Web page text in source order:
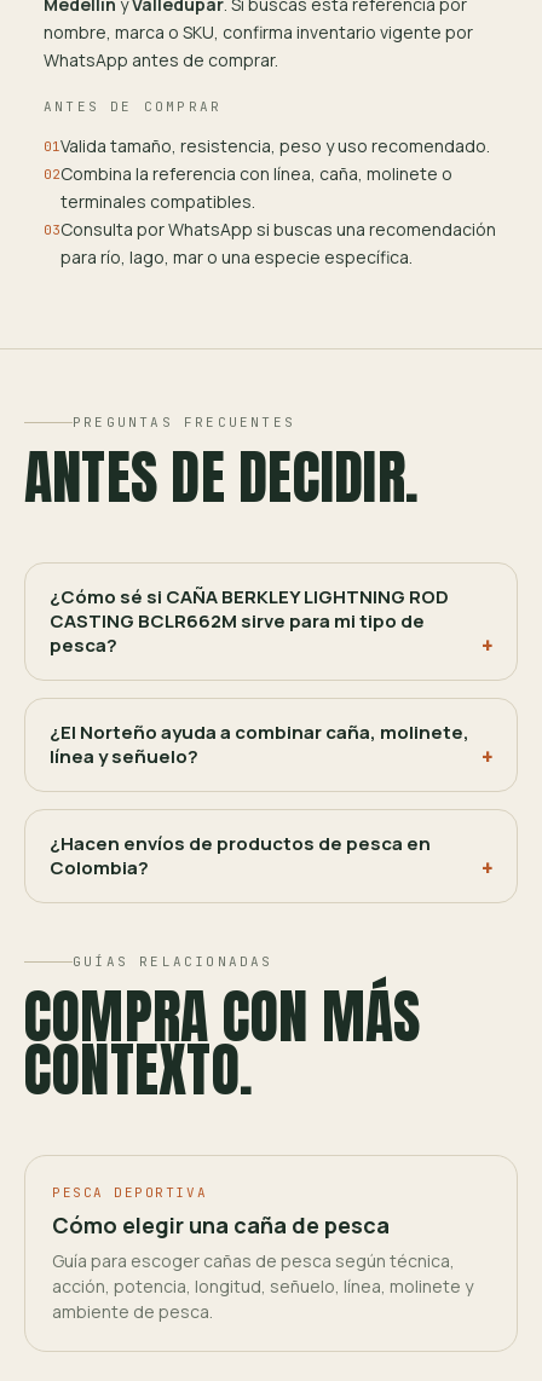
Medellín yValledupar. Si buscas esta referencia por
nombre, marca o SKU, confirma inventario vigente por
WhatsApp antes de comprar.
ANTES DE COMPRAR
01Valida tamaño, resistencia, peso y uso recomendado.
02Combina la referencia con línea, caña, molinete o
terminales compatibles.
03Consulta por WhatsApp si buscas una recomendación
para río, lago, mar o una especie específica.
PREGUNTAS FRECUENTES
ANTES DE DECIDIR.
¿Cómo sé si CAÑA BERKLEY LIGHTNING ROD
CASTING BCLR662M sirve para mi tipo de
pesca?
¿El Norteño ayuda a combinar caña, molinete,
línea y señuelo?
¿Hacen envíos de productos de pesca en
Colombia?
GUÍAS RELACIONADAS
COMPRA CON MÁS
CONTEXTO.
PESCA DEPORTIVA
Cómo elegir una caña de pesca
Guía para escoger cañas de pesca según técnica,
acción, potencia, longitud, señuelo, línea, molinete y
ambiente de pesca.